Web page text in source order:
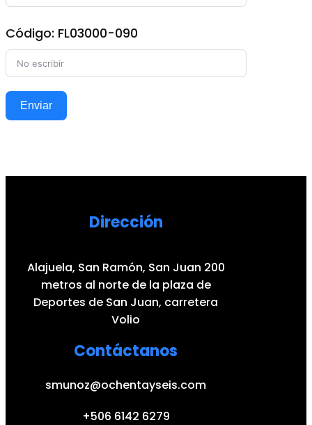
Código: FL03000-090
Enviar
Dirección
Alajuela, San Ramón, San Juan 200
metros al norte de la plaza de
Deportes de San Juan, carretera
Volio
Contáctanos
smunoz@ochentayseis.com
+506 6142 6279